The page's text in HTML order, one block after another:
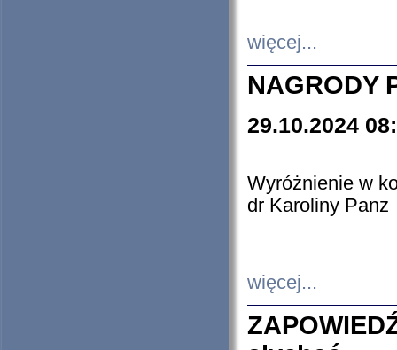
więcej...
NAGRODY
29.10.2024
Wyróżnienie w
dr Karoliny Panz
więcej...